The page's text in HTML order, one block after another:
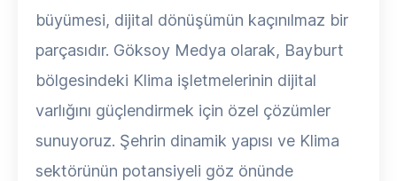
büyümesi, dijital dönüşümün kaçınılmaz bir
parçasıdır. Göksoy Medya olarak, Bayburt
bölgesindeki Klima işletmelerinin dijital
varlığını güçlendirmek için özel çözümler
sunuyoruz. Şehrin dinamik yapısı ve Klima
sektörünün potansiyeli göz önünde